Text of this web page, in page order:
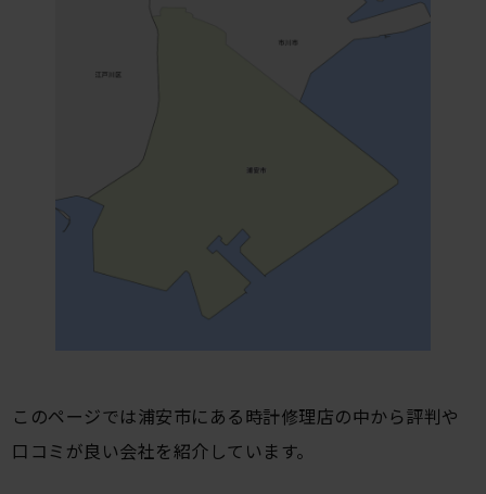
このページでは浦安市にある時計修理店の中から評判や
口コミが良い会社を紹介しています。